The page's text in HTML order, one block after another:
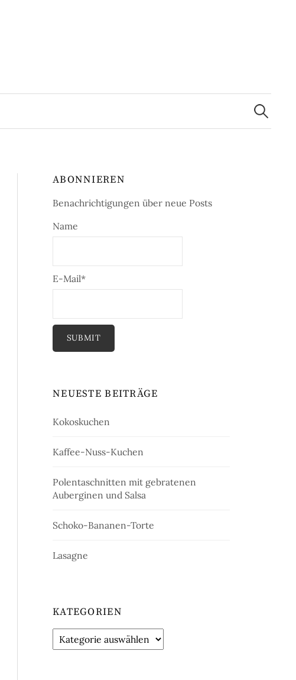
Suchen
nach:
ABONNIEREN
Benachrichtigungen über neue Posts
Name
E-Mail*
NEUESTE BEITRÄGE
Kokoskuchen
Kaffee-Nuss-Kuchen
Polentaschnitten mit gebratenen
Auberginen und Salsa
Schoko-Bananen-Torte
Lasagne
KATEGORIEN
Kategorien